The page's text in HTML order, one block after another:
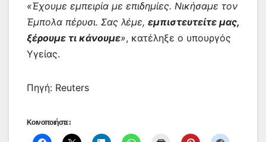
«Έχουμε εμπειρία με επιδημίες. Νικήσαμε τον
Έμπολα πέρυσι. Σας λέμε, εμπιστευτείτε μας,
ξέρουμε τι κάνουμε», κατέληξε ο υπουργός
Υγείας.
Πηγή: Reuters
Κοινοποιήστε: